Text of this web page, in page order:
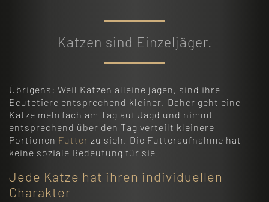
Katzen sind Einzeljäger.
Übrigens: Weil Katzen alleine jagen, sind ihre
Beutetiere entsprechend kleiner. Daher geht eine
Katze mehrfach am Tag auf Jagd und nimmt
entsprechend über den Tag verteilt kleinere
Portionen Futter zu sich. Die Futteraufnahme hat
keine soziale Bedeutung für sie.
Jede Katze hat ihren individuellen
Charakter